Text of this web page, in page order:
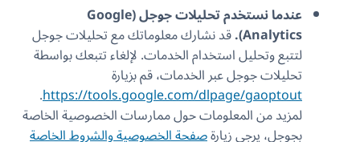
عندما نستخدم تحليلات جوجل (Google
Analytics). قد نشارك معلوماتك مع تحليلات جوجل
لتتبع وتحليل استخدام الخدمات. لإلغاء تتبعك بواسطة
تحليلات جوجل عبر الخدمات، قم بزيارة
https://tools.google.com/dlpage/gaoptout
.
لمزيد من المعلومات حول ممارسات الخصوصية الخاصة
بجوجل، يرجى زيارةصفحة الخصوصية والشروط الخاصة